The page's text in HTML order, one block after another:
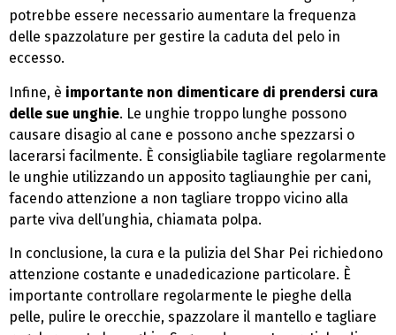
potrebbe essere necessario aumentare la frequenza
delle spazzolature per gestire la caduta del pelo in
eccesso.
Infine, è importante non dimenticare di prendersi cura
delle sue unghie. Le unghie troppo lunghe possono
causare disagio al cane e possono anche spezzarsi o
lacerarsi facilmente. È consigliabile tagliare regolarmente
le unghie utilizzando un apposito tagliaunghie per cani,
facendo attenzione a non tagliare troppo vicino alla
parte viva dell’unghia, chiamata polpa.
In conclusione, la cura e la pulizia del Shar Pei richiedono
attenzione costante e unadedicazione particolare. È
importante controllare regolarmente le pieghe della
pelle, pulire le orecchie, spazzolare il mantello e tagliare